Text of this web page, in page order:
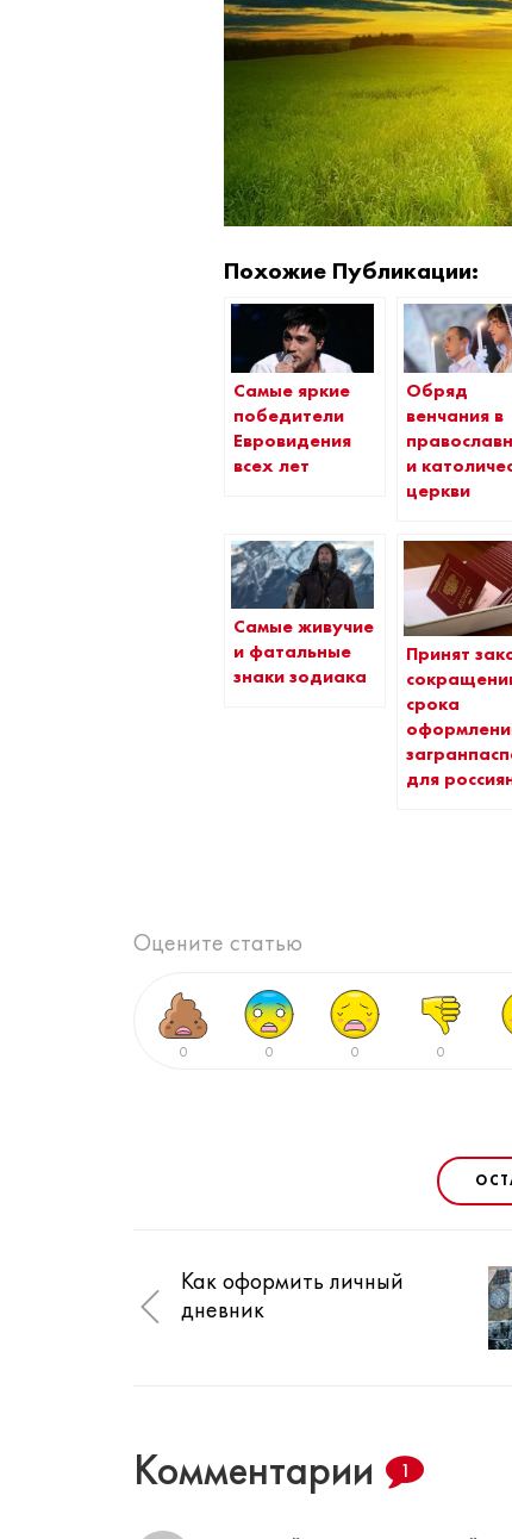
Похожие Публикации:
Самые яркие
победители
Евровидения
всех лет
Обряд
венчания в
и
церкви
Самые живучие
и фатальные
знаки зодиака
Принят
срока
для
Оцените статью
0 0 0 0
Как оформить личный
дневник
Комментарии 1